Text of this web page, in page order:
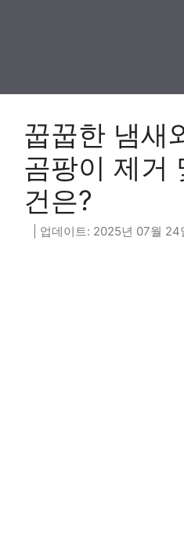
꿉꿉한 냄새
곰팡이 제거
건은?
2025년 07월 24